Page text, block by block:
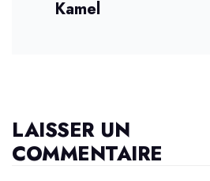
Kamel
LAISSER UN
COMMENTAIRE